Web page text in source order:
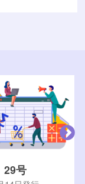
29号